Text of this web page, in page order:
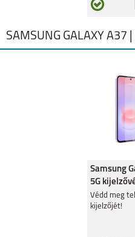
GALAXY S9 (2018)
SAMSUNG GALAXY A37
Samsung
5G
Védd meg
kijelzőjét!